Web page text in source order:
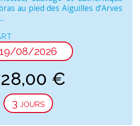
au pied des Aiguilles d’Arves
19/08/2026
€
3 jours